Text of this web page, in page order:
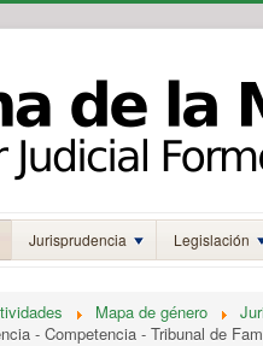
Jurisprudencia Legislación
Mapa de género
- Competencia - Tribunal de